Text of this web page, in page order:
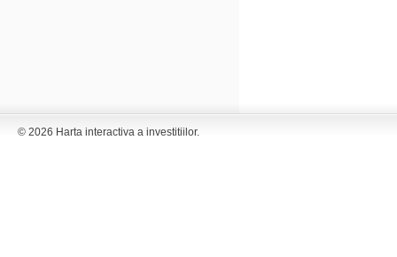
© 2026 Harta interactiva a investitiilor.